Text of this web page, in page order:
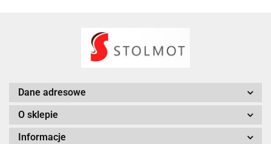
Dane adresowe
O sklepie
Informacje